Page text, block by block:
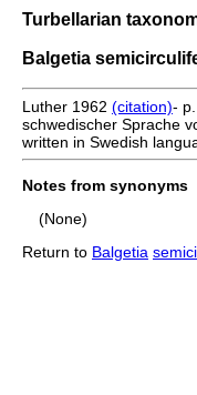
Turbellarian
Balgetia
Luther 1962 (citation)-
schwedischer Sprache
written in Swedish
Notes from synonyms
(None)
Return to Balgetia